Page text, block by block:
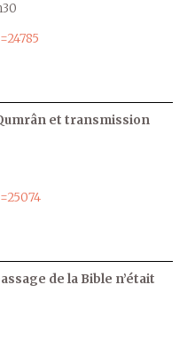
et transmission
de la Bible n’était